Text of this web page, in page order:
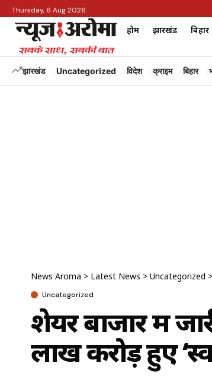
Thursday, 6 Aug 2026
होम झारखंड बिहार
झारखंड Uncategorized विदेश क्राइम बिहार
News Aroma > Latest News > Uncategorized >
Uncategorized
शेयर बाजार में
लाख करोड़ हुए